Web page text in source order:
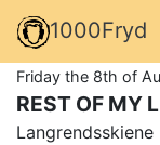
1000Fryd
Friday the 8th of
REST OF MY